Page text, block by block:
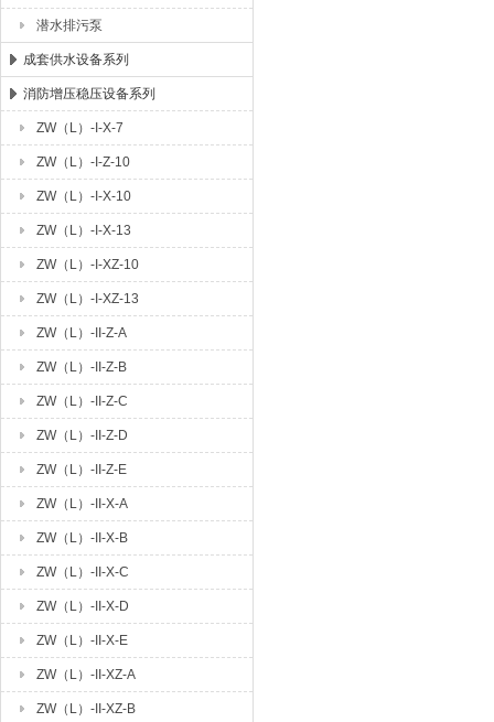
潜水排污泵
成套供水设备系列
消防增压稳压设备系列
ZW（L）-I-X-7
ZW（L）-I-Z-10
ZW（L）-I-X-10
ZW（L）-I-X-13
ZW（L）-I-XZ-10
ZW（L）-I-XZ-13
ZW（L）-II-Z-A
ZW（L）-II-Z-B
ZW（L）-II-Z-C
ZW（L）-II-Z-D
ZW（L）-II-Z-E
ZW（L）-II-X-A
ZW（L）-II-X-B
ZW（L）-II-X-C
ZW（L）-II-X-D
ZW（L）-II-X-E
ZW（L）-II-XZ-A
ZW（L）-II-XZ-B